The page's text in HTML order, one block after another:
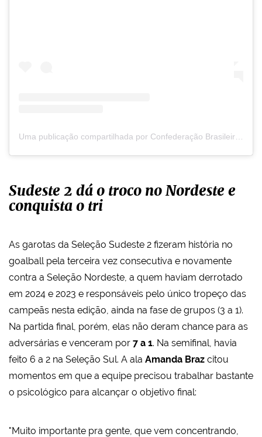
Sudeste 2 dá o troco no Nordeste e
conquista o tri
As garotas da Seleção Sudeste 2 fizeram história no
goalball pela terceira vez consecutiva e novamente
contra a Seleção Nordeste, a quem haviam derrotado
em 2024 e 2023 e responsáveis pelo único tropeço das
campeãs nesta edição, ainda na fase de grupos (3 a 1).
Na partida final, porém, elas não deram chance para as
adversárias e venceram por 7 a 1. Na semifinal, havia
feito 6 a 2 na Seleção Sul. A ala Amanda Braz citou
momentos em que a equipe precisou trabalhar bastante
o psicológico para alcançar o objetivo final:
"Muito importante pra gente, que vem concentrando,